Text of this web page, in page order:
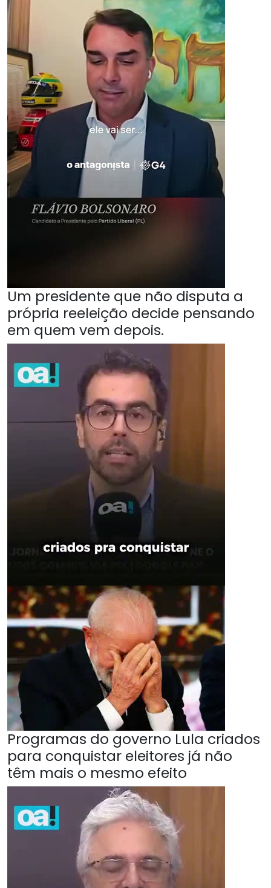
Um presidente que não disputa a
própria reeleição decide pensando
em quem vem depois.
Programas do governo Lula criados
para conquistar eleitores já não
têm mais o mesmo efeito